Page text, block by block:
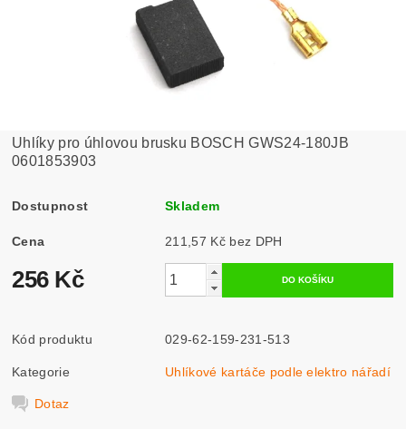
Uhlíky pro úhlovou brusku BOSCH GWS24-180JB
0601853903
Dostupnost Skladem
Cena 211,57 Kč bez DPH
256 Kč
Kód produktu 029-62-159-231-513
Kategorie Uhlíkové kartáče podle elektro nářadí
Dotaz